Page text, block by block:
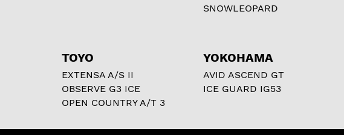
SNOWLEOPARD
TOYO
EXTENSA A/S II
OBSERVE G3 ICE
OPEN COUNTRY A/T 3
YOKOHAMA
AVID ASCEND GT
ICE GUARD IG53